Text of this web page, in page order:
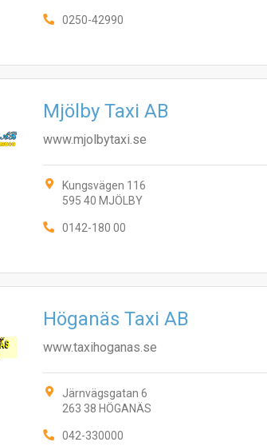
0250-42990
Mjölby Taxi AB
www.mjolbytaxi.se
Kungsvägen 116
595 40 MJÖLBY
0142-180 00
Höganäs Taxi AB
www.taxihoganas.se
Järnvägsgatan 6
263 38 HÖGANÄS
042-330000